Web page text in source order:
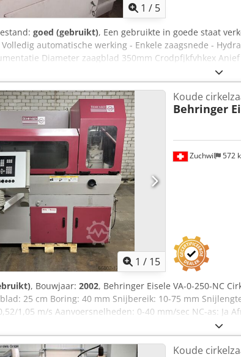
1 / 5
goed (gebruikt), Een gebruikte in goede staat
Volledig automatische werking - Enkele zaagsnede -
Diameter zaagblad 350mm Crodpfjkfvhkex
90°/ 45° 170x100/ 130x100 Kortste resterende
bij 90° 260mm Werkhoogte 950mm Afmetingen BxDxH
Gegevens en afmetingen: Fouten voorbehouden
1 / 15
Zuchwil 572
Koude
Behringer
, Bouwjaar: 2002, Behringer Eisele VA-0-250-NC
25 cm Boring: 40 mm Snijbereik: 10-75 mm
1,05 m/s Aanvoersnelheden: 0-40 mm/sec NC-as: Ja
de juistheid, volledigheid en actualiteit van de
Koude